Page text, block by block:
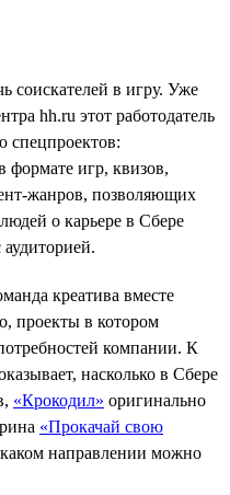
соискателей в игру. Уже
hh.ru этот работодатель
спецпроектов:
формате игр, квизов,
жанров, позволяющих
о карьере в Сбере
креатива вместе
проекты в котором
компании. К
насколько в Сбере
«Крокодил» оригинально
«Прокачай свою
каком направлении можно